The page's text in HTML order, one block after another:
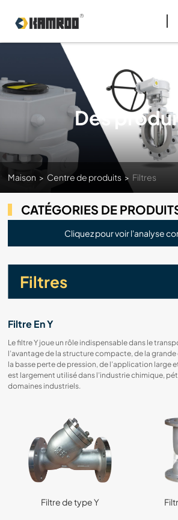
Des
Maison > Centre de produits > Filtres
CATÉGORIES DE
Cliquez pour voir l'analyse
Filtres
Filtre En Y
Le filtre Y joue un rôle indispensable dans le
l’avantage de la structure compacte, de la
la basse perte de pression, de l’application large
est largement utilisé dans l’industrie chimique,
domaines industriels.
Filtre de type Y